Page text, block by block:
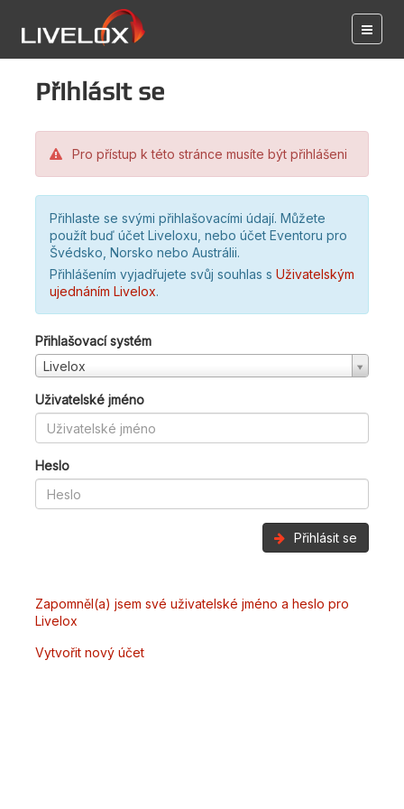
Přihlásit se
Pro přístup k této stránce musíte být přihlášeni
Přihlaste se svými přihlašovacími údají. Můžete
použít buď účet Liveloxu, nebo účet Eventoru pro
Švédsko, Norsko nebo Austrálii.
Přihlášením vyjadřujete svůj souhlas s Uživatelským
ujednáním Livelox.
Přihlašovací systém
Livelox
Uživatelské jméno
Heslo
Přihlásit se
Zapomněl(a) jsem své uživatelské jméno a heslo pro
Livelox
Vytvořit nový účet